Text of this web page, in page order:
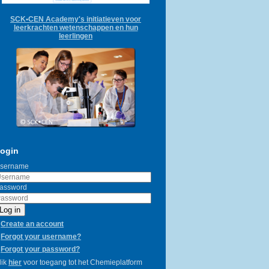
SCK•CEN Academy's initiatieven voor
leerkrachten wetenschappen en hun
leerlingen
Log in
Create an account
Forgot your username?
Forgot your password?
hier voor toegang tot het Chemieplatform